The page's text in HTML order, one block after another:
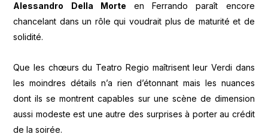
Alessandro Della Morte en Ferrando paraît encore
chancelant dans un rôle qui voudrait plus de maturité et de
solidité.
Que les chœurs du Teatro Regio maîtrisent leur Verdi dans
les moindres détails n’a rien d’étonnant mais les nuances
dont ils se montrent capables sur une scène de dimension
aussi modeste est une autre des surprises à porter au crédit
de la soirée.